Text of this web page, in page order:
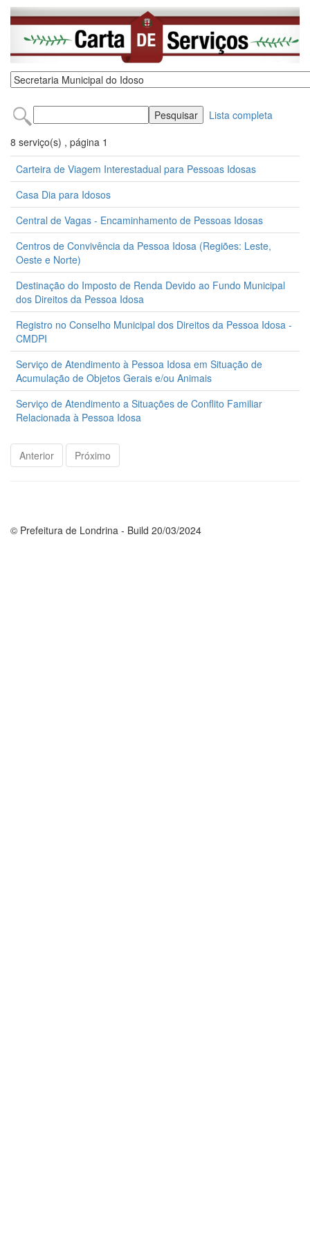
Lista completa
8 serviço(s) , página 1
Carteira de Viagem Interestadual para Pessoas Idosas
Casa Dia para Idosos
Central de Vagas - Encaminhamento de Pessoas Idosas
Centros de Convivência da Pessoa Idosa (Regiões: Leste,
Oeste e Norte)
Destinação do Imposto de Renda Devido ao Fundo Municipal
dos Direitos da Pessoa Idosa
Registro no Conselho Municipal dos Direitos da Pessoa Idosa -
CMDPI
Serviço de Atendimento à Pessoa Idosa em Situação de
Acumulação de Objetos Gerais e/ou Animais
Serviço de Atendimento a Situações de Conflito Familiar
Relacionada à Pessoa Idosa
Anterior Próximo
© Prefeitura de Londrina - Build 20/03/2024